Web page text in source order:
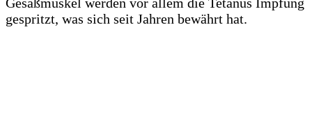
gespritzt, was sich seit Jahren bewährt hat.